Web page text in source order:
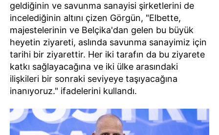
geldiğinin ve savunma sanayisi şirketlerini de
incelediğinin altını çizen Görgün, "Elbette,
majestelerinin ve Belçika'dan gelen bu büyük
heyetin ziyareti, aslında savunma sanayimiz için
tarihi bir ziyarettir. Her iki tarafın da bu ziyarete
katkı sağlayacağına ve iki ülke arasındaki
ilişkileri bir sonraki seviyeye taşıyacağına
inanıyoruz." ifadelerini kullandı.